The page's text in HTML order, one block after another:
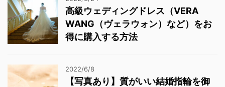
高級ウェディングドレス（VERA
WANG（ヴェラウォン）など）をお
得に購入する方法
2022/6/8
【写真あり】質がいい結婚指輪を御